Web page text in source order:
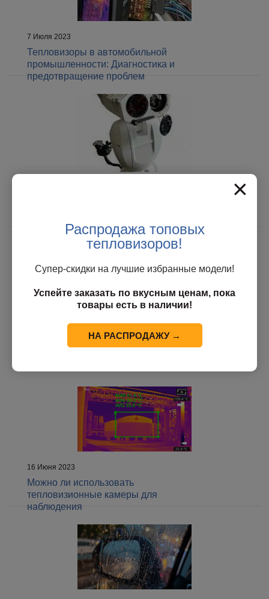
7 Июля 2023
Тепловизоры в автомобильной
промышленности: Диагностика и
предотвращение проблем
преимущества и возможности
Как выбрать тепловизор -
16 Июня 2023
Можно ли использовать
тепловизионные камеры для
наблюдения
×
Распродажа топовых
тепловизоров!
Супер-скидки на лучшие избранные модели!
Успейте заказать по вкусным ценам, пока
товары есть в наличии!
НА РАСПРОДАЖУ →